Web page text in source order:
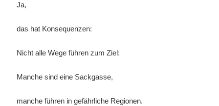
Ja,
das hat Konsequenzen:
Nicht alle Wege führen zum Ziel:
Manche sind eine Sackgasse,
manche führen in gefährliche Regionen.